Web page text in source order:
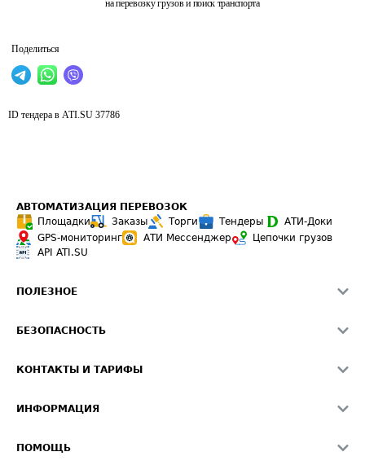
на перевозку грузов и поиск транспорта
Поделиться
ID тендера в ATI.SU 37786
АВТОМАТИЗАЦИЯ ПЕРЕВОЗОК
Площадки
Заказы Торги Тендеры
АТИ-Доки
GPS-мониторинг
АТИ Мессенджер
Цепочки грузов
API ATI.SU
ПОЛЕЗНОЕ
Звезды ATI.SU на вашем сайте
Средние ставки
БЕЗОПАСНОСТЬ
Светофор+
О формировании Паспорта
КОНТАКТЫ И ТАРИФЫ
Реклама на сайте
ИНФОРМАЦИЯ
ПОМОЩЬ